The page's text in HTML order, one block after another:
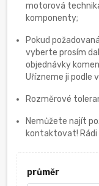
motorová
komponenty;
Pokud
vyberte prosím
objednávky
Uřízneme ji podle
Rozměrové
Nemůžete najít
kontaktovat!
průměr